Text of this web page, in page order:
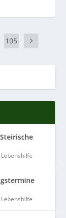
105